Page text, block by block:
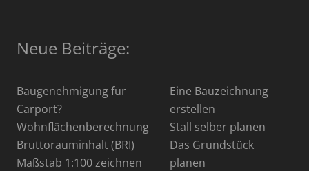
Neue Beiträge:
Baugenehmigung für
Carport?
Wohnflächenberechnung
Bruttorauminhalt (BRI)
Maßstab 1:100 zeichnen
Eine Bauzeichnung
erstellen
Stall selber planen
Das Grundstück
planen